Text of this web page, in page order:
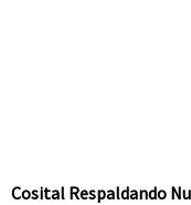
Cosital Respaldando